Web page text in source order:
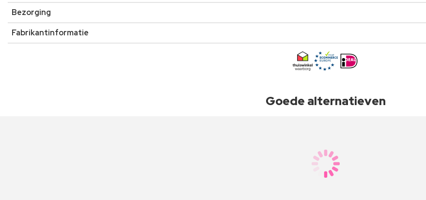
Bezorging
Fabrikantinformatie
Goede alternatieven